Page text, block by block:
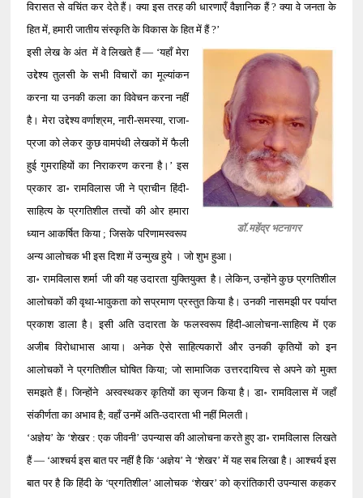
विरासत से वचिंत कर देते हैं। क्या इस तरह की धारणाएँ वैज्ञानिक हैं ? क्या वे जनता के
हित में, हमारी जातीय संस्कृति के विकास के हित में हैं ?’
डॉ.महेंद्र भटनागर
इसी लेख के अंत में वे लिखते हैं — ‘यहाँ मेरा
उद्देश्य तुलसी के सभी विचारों का मूल्यांकन
करना या उनकी कला का विवेचन करना नहीं
है। मेरा उद्देश्य वर्णाश्रम, नारी-समस्या, राजा-
प्रजा को लेकर कुछ वामपंथी लेखकों में फैली
हुई गुमराहियों का निराकरण करना है।’ इस
प्रकार डा॰ रामविलास जी ने प्राचीन हिंदी-
साहित्य के प्रगतिशील तत्त्वों की ओर हमारा
ध्यान आकर्षित किया ; जिसके परिणामस्वरूप
अन्य आलोचक भी इस दिशा में उन्मुख हुये । जो शुभ हुआ।
डा॰ रामविलास शर्मा जी की यह उदारता युक्तियुक्त है। लेकिन, उन्होंने कुछ प्रगतिशील
आलोचकों की वृथा-भावुकता को सप्रमाण प्रस्तुत किया है। उनकी नासमझी पर पर्याप्त
प्रकाश डाला है। इसी अति उदारता के फलस्वरूप हिंदी-आलोचना-साहित्य में एक
अजीब विरोधाभास आया। अनेक ऐसे साहित्यकारों और उनकी कृतियों को इन
आलोचकों ने प्रगतिशील घोषित किया; जो सामाजिक उत्तरदायित्त्व से अपने को मुक्त
समझते हैं। जिन्होंने अस्वस्थकर कृतियों का सृजन किया है। डा॰ रामविलास में जहाँ
संकीर्णता का अभाव है; वहाँ उनमें अति-उदारता भी नहीं मिलती।
‘अज्ञेय’ के ‘शेखर : एक जीवनी’ उपन्यास की आलोचना करते हुए डा॰ रामविलास लिखते
हैं — ‘आश्चर्य इस बात पर नहीं है कि ‘अज्ञेय’ ने ‘शेखर’ में यह सब लिखा है। आश्चर्य इस
बात पर है कि हिंदी के ‘प्रगतिशील’ आलोचक ‘शेखर’ को क्रांतिकारी उपन्यास कहकर